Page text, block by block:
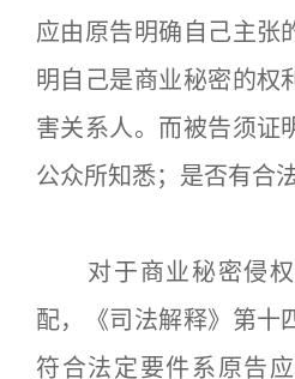
应由原告明确自己主张
明自己是商业秘密的权
害关系人。而被告须证
公众所知悉；是否有合
对于商业秘密侵权
配，《司法解释》第十
符合法定要件系原告